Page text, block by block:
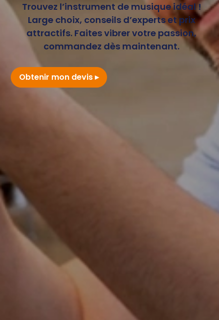
Trouvez l’instrument de musique idéal !
Large choix, conseils d’experts et prix
attractifs. Faites vibrer votre passion,
commandez dès maintenant.
Obtenir mon devis